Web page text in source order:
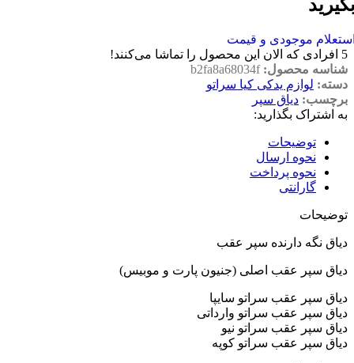
موجودی و قیمت
5 افرادی که الان این محصول را تماشا می‌کنند!
شناسه محصول:b2fa8a68034f
دسته: لوازم یدکی کیا سراتو
برچسب: دیاق سپر
به اشتراک بگذارید:
توضیحات
نحوه ارسال
نحوه پرداخت
گارانتی
توضیحات
دیاق نگه دارنده سپر عقب
دیاق سپر عقب اصلی (جنیون پارت و موبیس)
دیاق سپر عقب سراتو سایپا
دیاق سپر عقب سراتو وارداتی
دیاق سپر عقب سراتو نیو
دیاق سپر عقب سراتو کوپه